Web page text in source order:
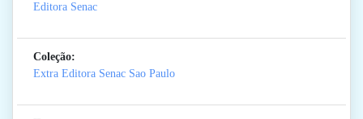
Editora Senac
Coleção:
Extra Editora Senac Sao Paulo